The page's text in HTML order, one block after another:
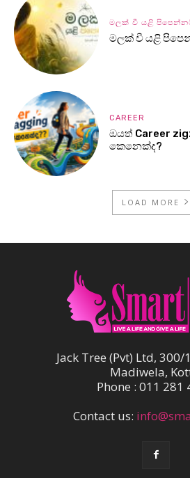
මලක් වී යළි
මලක් වී යළි
CAREER
ඔයත් Career
කෙනෙක්ද?
LOAD MORE
Jack Tree (Pvt) Ltd,
Madiwela,
Phone : 011 281
Contact us: